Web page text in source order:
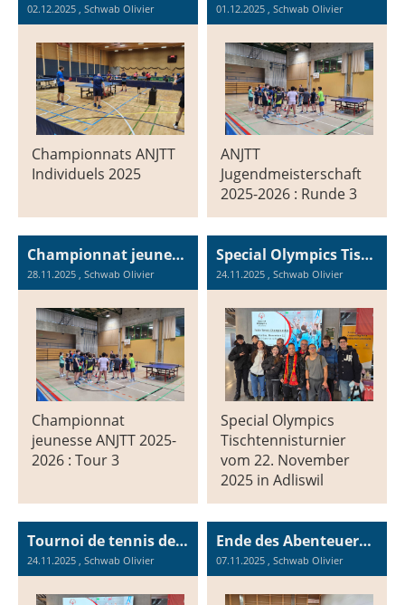
02.12.2025 , Schwab Olivier
Championnats ANJTT
Individuels 2025
01.12.2025 , Schwab Olivier
ANJTT
Jugendmeisterschaft
2025-2026 : Runde 3
Championnat jeunesse ANJTT 2025-2026 : Tour 3
28.11.2025 , Schwab Olivier
Championnat
jeunesse ANJTT 2025-
2026 : Tour 3
Special Olympics Tischtennisturnier vom 22. November 2025 in Adliswil
24.11.2025 , Schwab Olivier
Special Olympics
Tischtennisturnier
vom 22. November
2025 in Adliswil
Tournoi de tennis de table Special Olympics du 22 novembre 2025 à Adliswil
24.11.2025 , Schwab Olivier
Ende des Abenteuers im Schweizer Cup
07.11.2025 , Schwab Olivier